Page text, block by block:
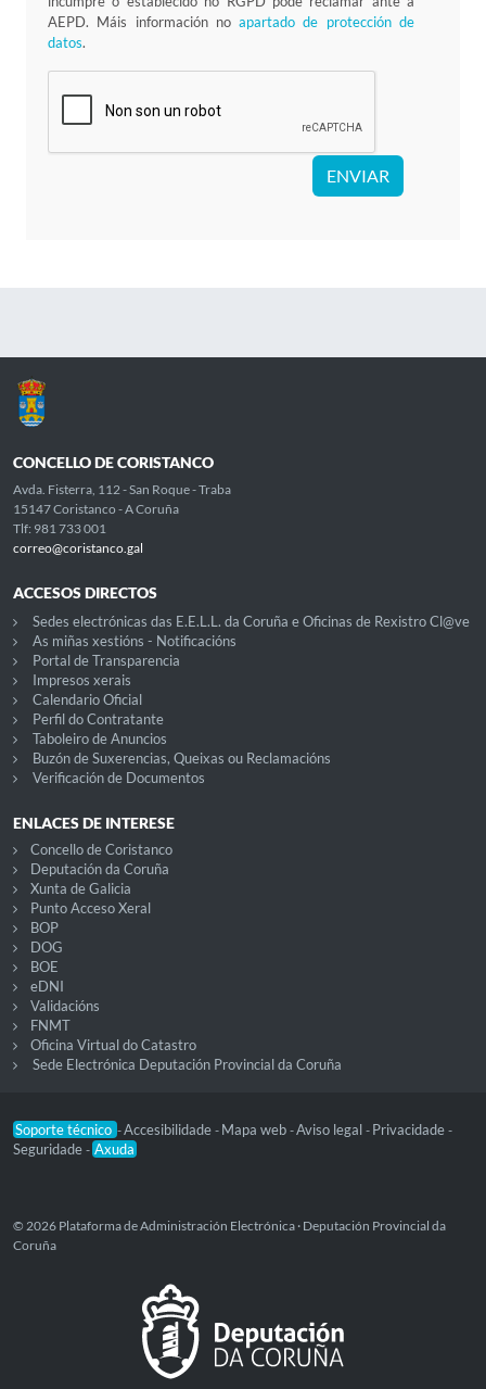
AEPD. Máis información no apartado de protección de
datos.
ENVIAR
CONCELLO DE CORISTANCO
Avda. Fisterra, 112 - San Roque - Traba
15147 Coristanco - A Coruña
Tlf: 981 733 001
correo@coristanco.gal
ACCESOS DIRECTOS
Sedes electrónicas das E.E.L.L. da Coruña e Oficinas de Rexistro Cl@ve
As miñas xestións - Notificacións
Portal de Transparencia
Impresos xerais
Calendario Oficial
Perfil do Contratante
Taboleiro de Anuncios
Buzón de Suxerencias, Queixas ou Reclamacións
Verificación de Documentos
ENLACES DE INTERESE
Concello de Coristanco
Deputación da Coruña
Xunta de Galicia
Punto Acceso Xeral
BOP
DOG
BOE
eDNI
Validacións
FNMT
Oficina Virtual do Catastro
Sede Electrónica Deputación Provincial da Coruña
Soporte técnico -Accesibilidade - Mapa web -Aviso legal - Privacidade -
Seguridade - Axuda
© 2026 Plataforma de Administración Electrónica · Deputación Provincial da
Coruña